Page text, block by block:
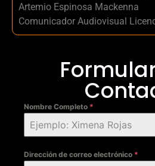
Artemio Espinosa Mackenna
Comunicador Audiovisual
Nombre Completo *
Dirección de correo electrónico *